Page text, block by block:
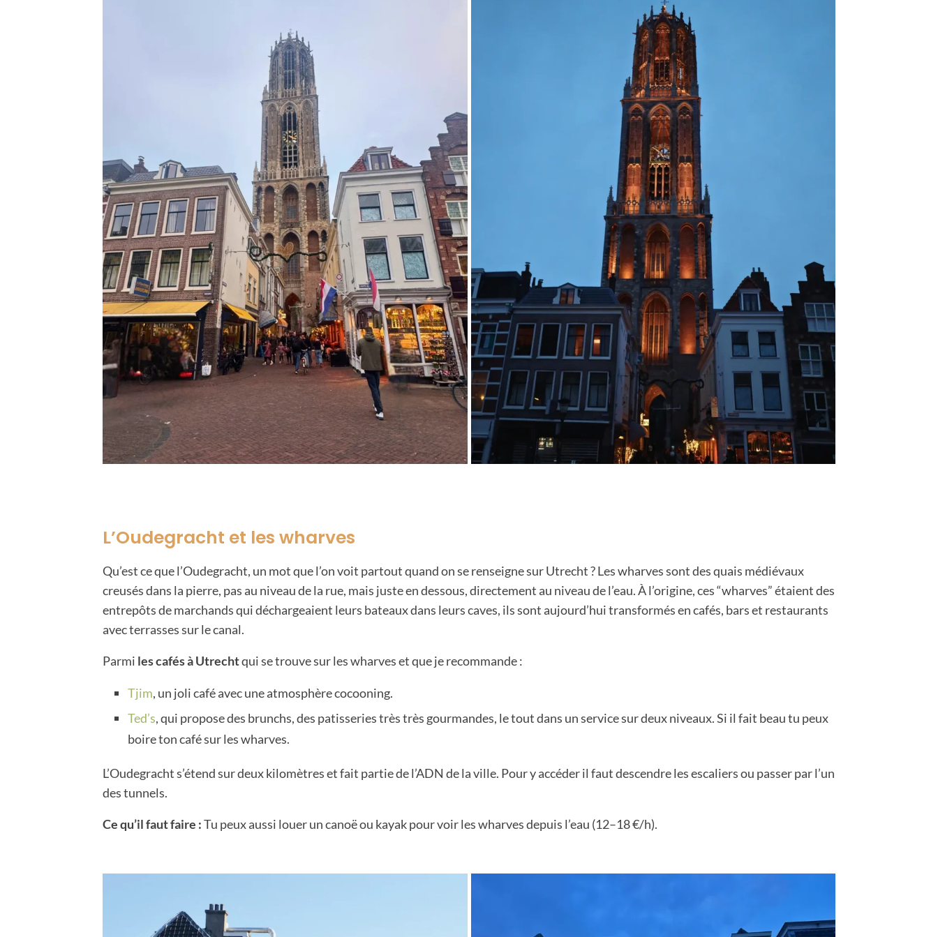
L’Oudegracht et les wharves
Qu’est ce que l’Oudegracht, un mot que l’on voit partout quand on se renseigne sur Utrecht ? Les wharves sont des quais médiévaux
creusés dans la pierre, pas au niveau de la rue, mais juste en dessous, directement au niveau de l’eau. À l’origine, ces “wharves” étaient des
entrepôts de marchands qui déchargeaient leurs bateaux dans leurs caves, ils sont aujourd’hui transformés en cafés, bars et restaurants
avec terrasses sur le canal.
Parmi les cafés à Utrechtqui se trouve sur les wharves et que je recommande :
Tjim, un joli café avec une atmosphère cocooning.
Ted’s, qui propose des brunchs, des patisseries très très gourmandes, le tout dans un service sur deux niveaux. Si il fait beau tu peux
boire ton café sur les wharves.
L’Oudegracht s’étend sur deux kilomètres et fait partie de l’ADN de la ville. Pour y accéder il faut descendre les escaliers ou passer par l’un
des tunnels.
Ce qu’il faut faire :Tu peux aussi louer un canoë ou kayak pour voir les wharves depuis l’eau (12–18 €/h).